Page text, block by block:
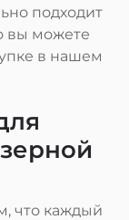
подходит
вы можете
в нашем
что каждый